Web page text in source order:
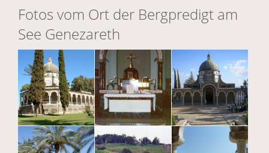
Fotos vom Ort der Bergpredigt am
See Genezareth